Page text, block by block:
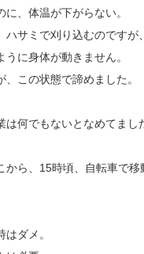
、体温が下がらない。
ハサミで刈り込むのですが
うに身体が動きません。
この状態で諦めました。
は何でもないとなめてまし
から、15時頃、自転車で移
ダメ。